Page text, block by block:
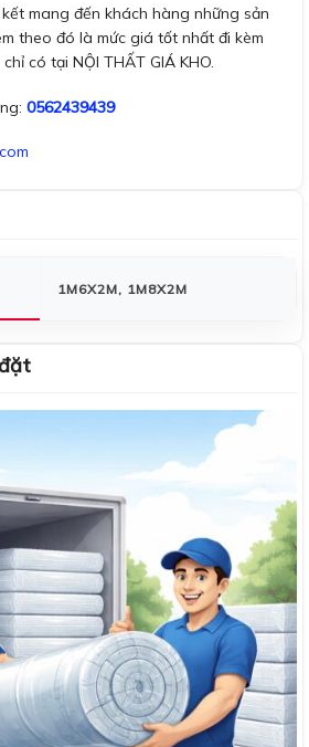
mang đến khách hàng những sản
theo đó là mức giá tốt nhất đi kèm
có tại NỘI THẤT GIÁ KHO.
0562439439
1M6X2M, 1M8X2M